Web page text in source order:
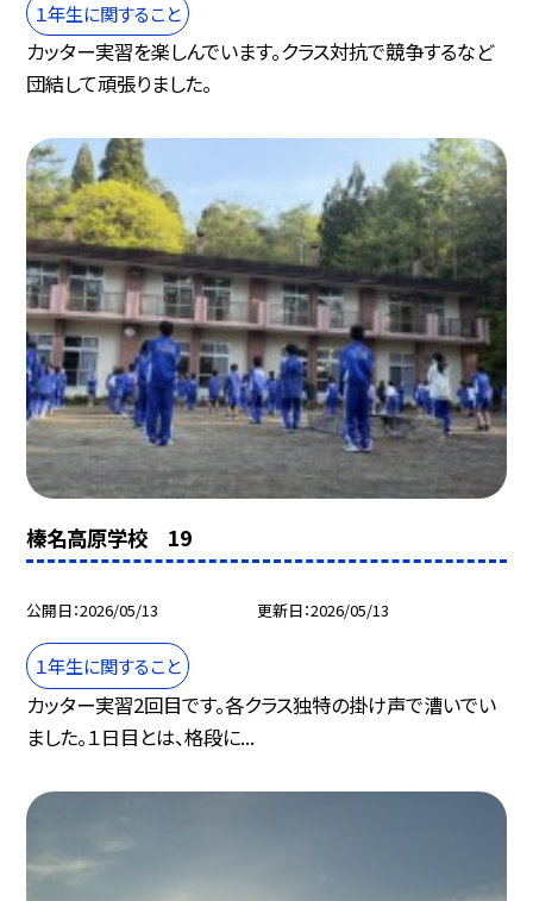
１年生に関すること
カッター実習を楽しんでいます。クラス対抗で競争するなど
団結して頑張りました。
榛名高原学校 19
公開日 2026/05/13 更新日 2026/05/13
１年生に関すること
カッター実習2回目です。各クラス独特の掛け声で漕いでい
ました。１日目とは、格段に...